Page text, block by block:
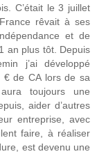
C’était le 3 juillet
rêvait à ses
et de
an plus tôt. Depuis
j’ai développé
€ de CA lors de sa
toujours une
aider d’autres
entreprise, avec
faire, à réaliser
est devenu une